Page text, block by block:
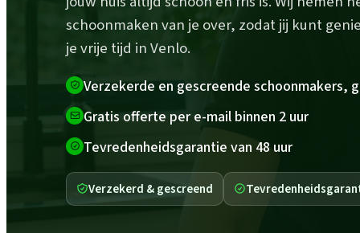
schoonmaken van je over, zodat jij kunt
je vrije tijd in Venlo.
Verzekerde en gescreende schoonmakers,
Gratis offerte per e-mail binnen 2 uur
Tevredenheidsgarantie van 48 uur
Verzekerd & gescreend